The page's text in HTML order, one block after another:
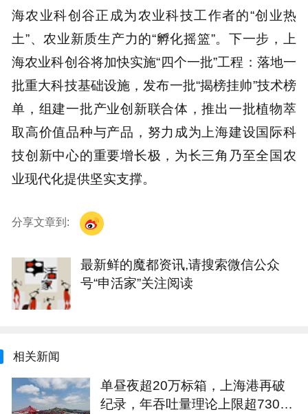
海农业科创谷正成为农业科技工作者的“创业热
土”、农业新质生产力的“孵化摇篮”。下一步，上
海农业科创谷将加快实施“四个一批”工程：落地一
批重大科技基础设施，发布一批“揭榜挂帅”技术榜
单，组建一批产业创新联合体，推出一批植物萃
取高价值品种与产品，努力成为上海建设国际科
技创新中心的重要增长极，为长三角乃至全国农
业现代化提供坚实支撑。
分享文章到:
最新鲜的魔都资讯,请搜索微信公众
号“申活家”关注阅读
相关新闻
单昼夜超20万标箱，上海港再破
纪录，年吞吐量理论上限超7300